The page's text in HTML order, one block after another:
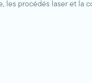
les procédés laser et la